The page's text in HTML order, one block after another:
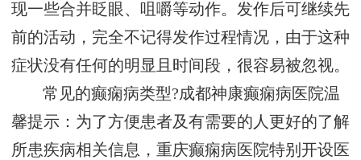
现一些合并眨眼、咀嚼等动作。发作后可继续先
前的活动，完全不记得发作过程情况，由于这种
症状没有任何的明显且时间段，很容易被忽视。
常见的癫痫病类型?成都神康癫痫病医院温
馨提示：为了方便患者及有需要的人更好的了解
所患疾病相关信息，重庆癫痫病医院特别开设医